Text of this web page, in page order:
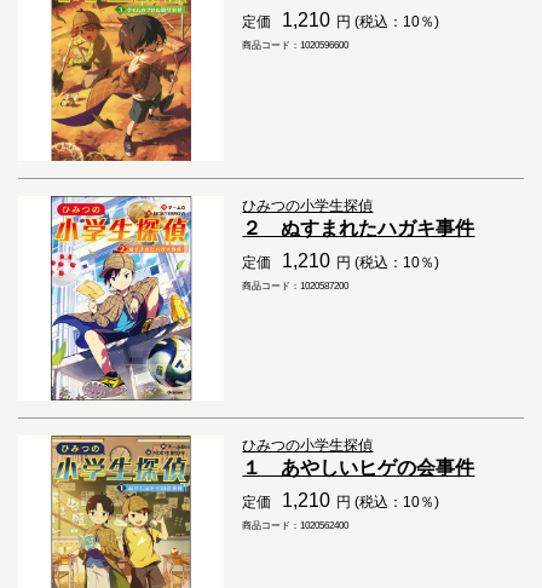
定価 1,210 円 (税込：10％)
商品コード：1020596600
ひみつの小学生探偵
２ ぬすまれたハガキ事件
定価 1,210 円 (税込：10％)
商品コード：1020587200
ひみつの小学生探偵
１ あやしいヒゲの会事件
定価 1,210 円 (税込：10％)
商品コード：1020562400